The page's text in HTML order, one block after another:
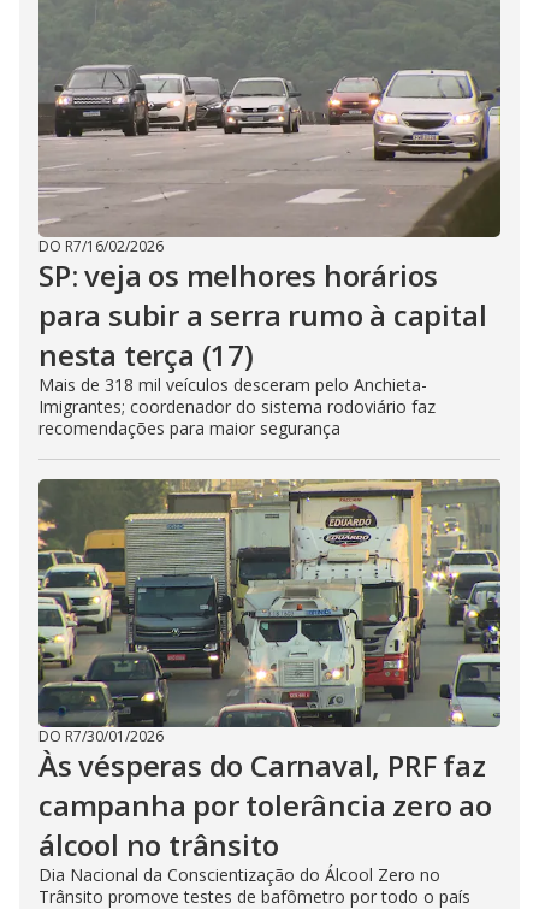
DO R7/16/02/2026
SP: veja os melhores horários
para subir a serra rumo à capital
nesta terça (17)
Mais de 318 mil veículos desceram pelo Anchieta-
Imigrantes; coordenador do sistema rodoviário faz
recomendações para maior segurança
DO R7/30/01/2026
Às vésperas do Carnaval, PRF faz
campanha por tolerância zero ao
álcool no trânsito
Dia Nacional da Conscientização do Álcool Zero no
Trânsito promove testes de bafômetro por todo o país